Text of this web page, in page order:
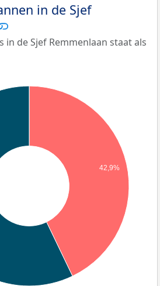
in de Sjef
in de Sjef Remmenlaan staat als
42,9%